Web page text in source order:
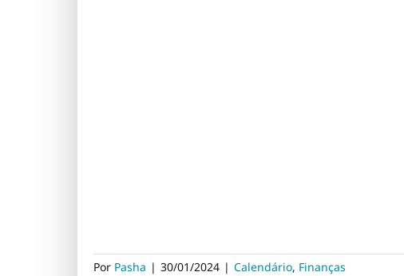
Por Pasha | 30/01/2024 | Calendário, Finanças